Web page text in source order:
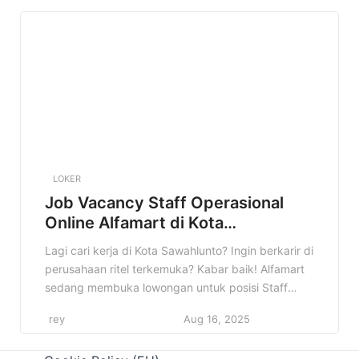
LOKER
Job Vacancy Staff Operasional
Online Alfamart di Kota
Sawahlunto Terbaru
Lagi cari kerja di Kota Sawahlunto? Ingin berkarir di
perusahaan ritel terkemuka? Kabar baik! Alfamart
sedang membuka lowongan untuk posisi Staff
ini sangat cocok buat kamu yang sedang mencari
rey Aug 16, 2025